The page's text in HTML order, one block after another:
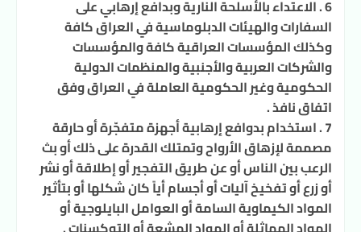
6 . الاعتداء بالأسلحة النارية وبدافع إرهابي على
السفارات والهيئات الدبلوماسية في العراق كافة
وكذلك المؤسسات العراقية كافة والمؤسسات
والشركات العربية والأجنبية والمنظمات الدولية
الحكومية وغير الحكومية العاملة في العراق وفق
اتفاق نافذ .
7 . استخدام بدوافع إرهابية أجهزة متفجّرة أو حارقة
مصممة لإزهاق الأرواح وتمتلك القدرة على ذلك أو بث
الرعب بين الناس أو عن طريق التفجير أو إطلاقة أو نشر
أو زرع أو تفخيخ آليات أو أجسام أياً كان شكلها أو بتأثير
المواد الكيماوية السامة أو العوامل البايلوجية أو